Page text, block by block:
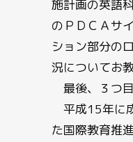
施計画の英語
のＰＤＣＡサ
ション部分の
況についてお
最後、３つ目
平成15年に
た国際教育推